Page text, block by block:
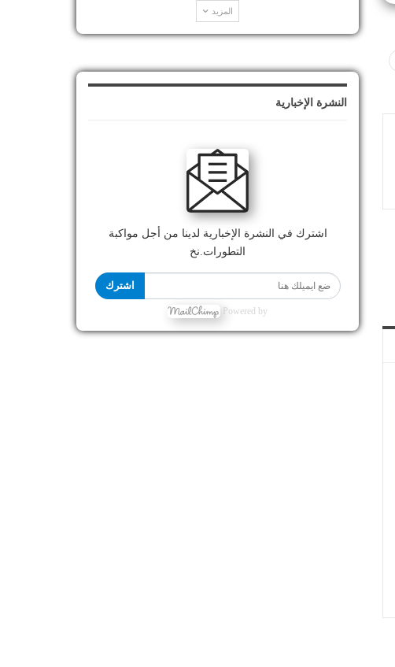
المزيد
النشرة الإخبارية
اشترك في النشرة الإخبارية لدينا من أجل مواكبة
التطورات.نخ
اشترك
Powered by